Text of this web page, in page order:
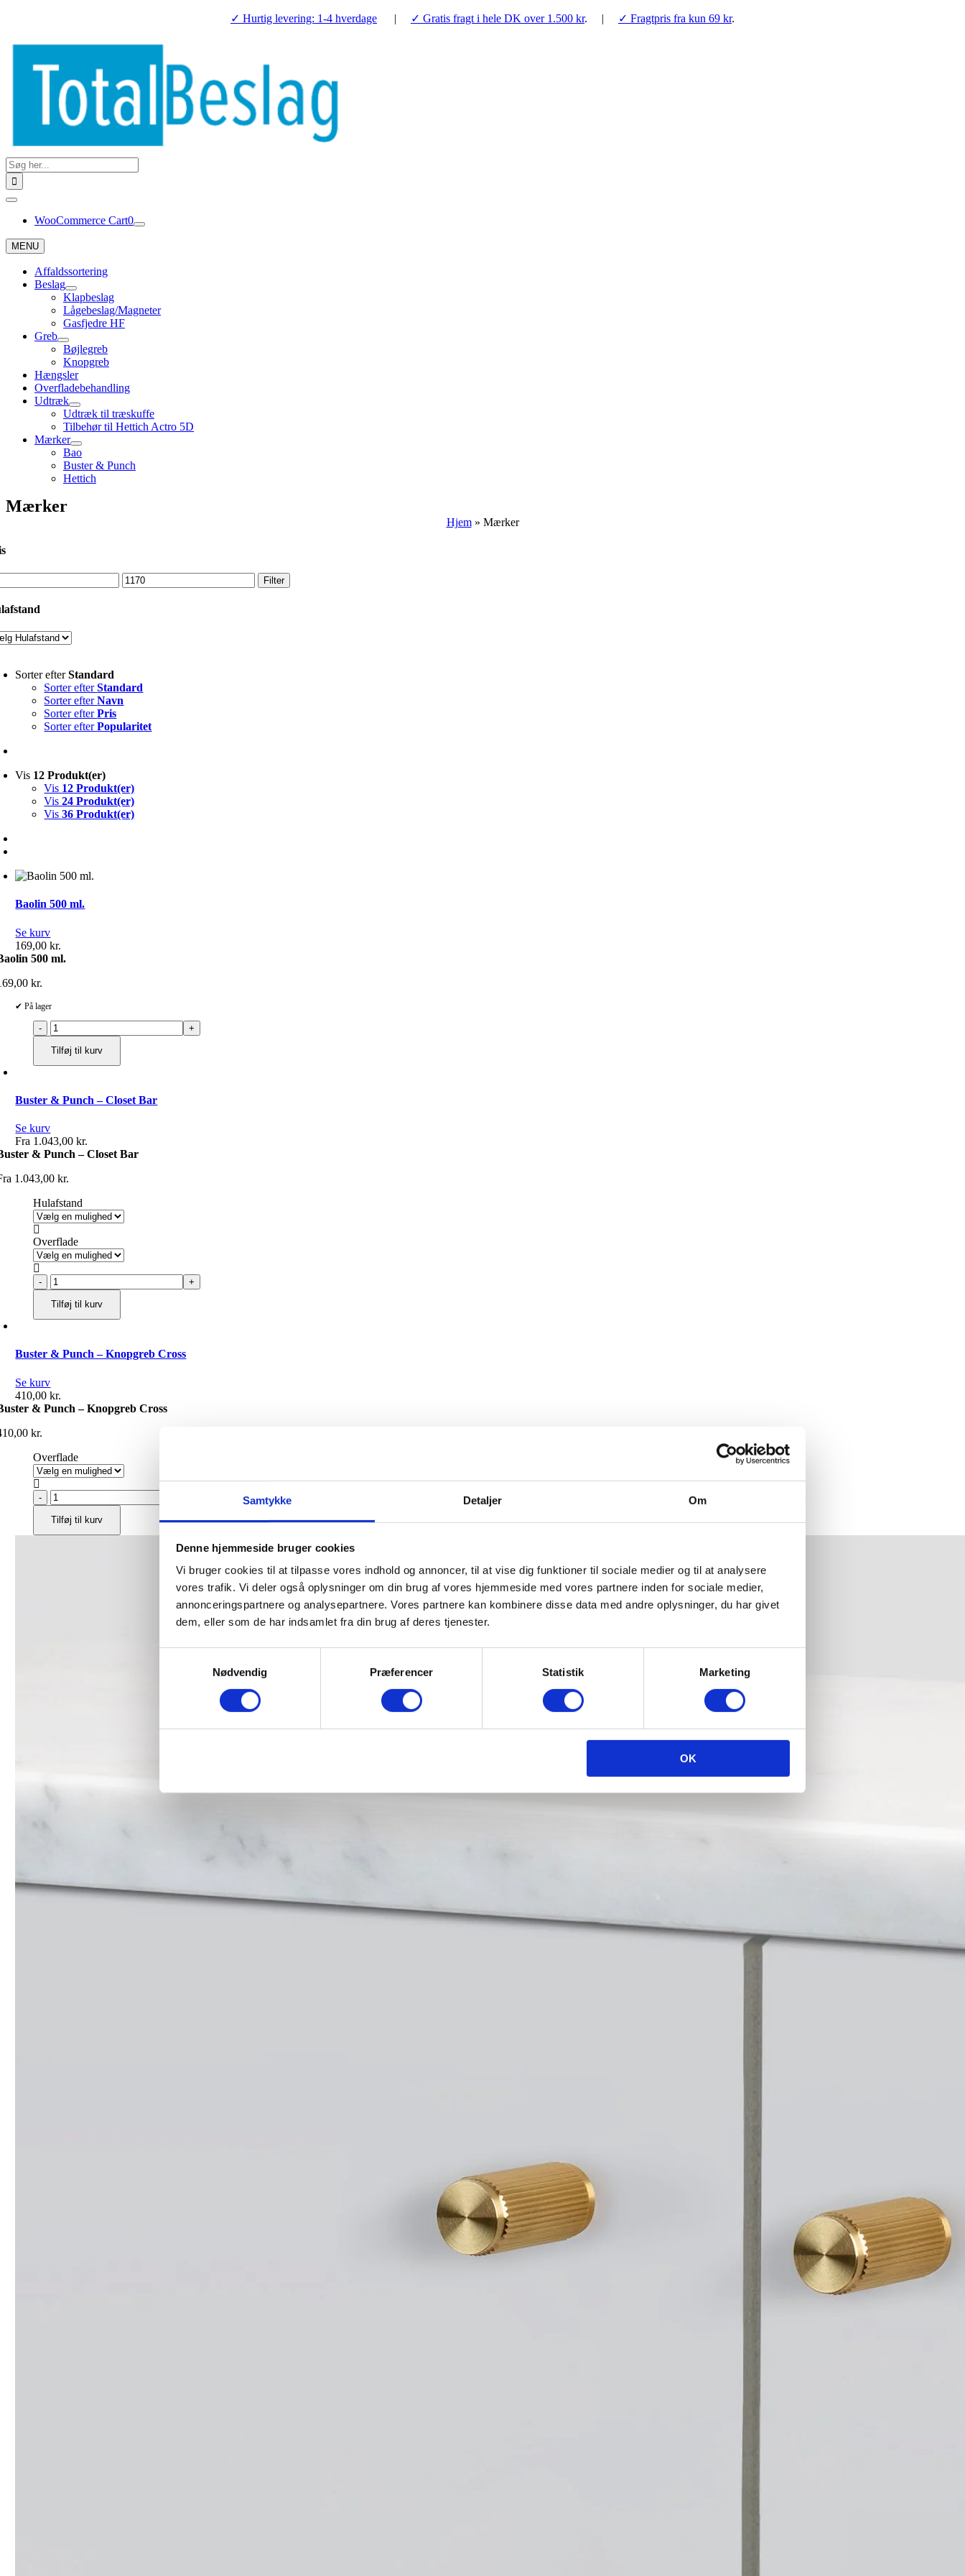
Samtykke Detaljer Om
Denne hjemmeside bruger cookies
Vi bruger cookies til at tilpasse vores indhold og annoncer, til at vise dig funktioner til sociale medier og til at analysere
vores trafik. Vi deler også oplysninger om din brug af vores hjemmeside med vores partnere inden for sociale medier,
annonceringspartnere og analysepartnere. Vores partnere kan kombinere disse data med andre oplysninger, du har givet
dem, eller som de har indsamlet fra din brug af deres tjenester.
Nødvendig
Præferencer Statistik Marketing
OK
content
✓ Hurtig levering: 1-4 hverdage | ✓ Gratis fragt i hele DK over 1.500 kr. | ✓ Fragtpris fra kun 69 kr.
Search
for:
Toggle
NavigationWooCommerce Cart0
MENU
Affaldssortering
Beslag
Klapbeslag
Lågebeslag/Magneter
Gasfjedre HF
Greb
Bøjlegreb
Knopgreb
Hængsler
Overfladebehandling
Udtræk
Udtræk til træskuffe
Tilbehør til Hettich Actro 5D
Mærker
Bao
Buster & Punch
Hettich
Mærker
Hjem» Mærker
Højeste
pris
Filter
Sorter efterStandard
Sorter efterStandard
Sorter efterNavn
Sorter efterPris
Sorter efterPopularitet
Vis 12 Produkt(er)
Vis 12 Produkt(er)
Vis24 Produkt(er)
Vis36 Produkt(er)
Baolin 500 ml.
Se kurv
169,00kr.
500 ml.
kr.
✔ På lager
Baolin
500
ml.
antal
Tilføj til kurv
Buster & Punch – Closet Bar
Se kurv
Fra 1.043,00kr.
& Punch – Closet Bar
1.043,00 kr.
Hulafstand

Overflade

Buster
&
Punch
-
antal
Tilføj til kurv
Buster & Punch – Knopgreb Cross
Se kurv
410,00kr.
& Punch – Knopgreb Cross
kr.
Overflade

Buster
&
Punch
-
Tilføj til kurv